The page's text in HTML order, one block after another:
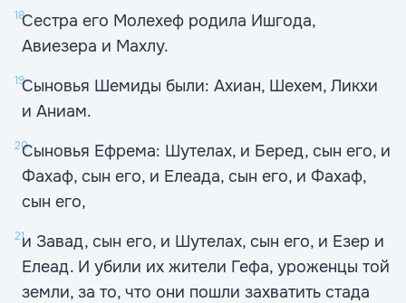
18Сестра его Молехеф родила Ишгода,
Авиезера и Махлу.
19Сыновья Шемиды были: Ахиан, Шехем, Ликхи
и Аниам.
20Сыновья Ефрема: Шутелах, и Беред, сын его, и
Фахаф, сын его, и Елеада, сын его, и Фахаф,
сын его,
21и Завад, сын его, и Шутелах, сын его, и Езер и
Елеад. И убили их жители Гефа, уроженцы той
земли, за то, что они пошли захватить стада